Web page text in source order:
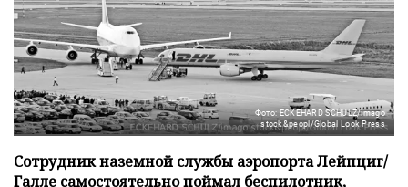
Фото: ECKEHARD SCHULZ/imago
stock&peopl/Global Look Press
Сотрудник наземной службы аэропорта Лейпциг/
Галле самостоятельно поймал беспилотник,